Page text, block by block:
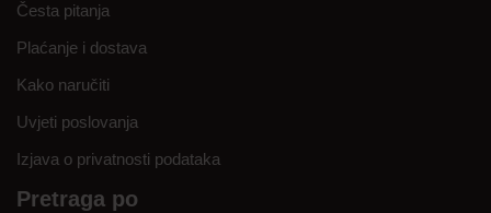
Česta pitanja
Plaćanje i dostava
Kako naručiti
Uvjeti poslovanja
Izjava o privatnosti podataka
Pretraga po